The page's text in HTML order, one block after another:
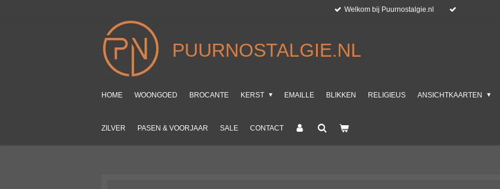
Welkom bij Puurnostalgie.nl
PUURNOSTALGIE.NL
HOME WOONGOED BROCANTE KERST EMAILLE BLIKKEN RELIGIEUS ANSICHTKAARTEN
ZILVER PASEN & VOORJAAR SALE CONTACT